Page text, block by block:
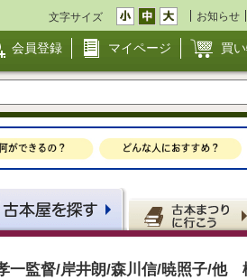
文字サイズ お知らせ
会員登録 マイページ 買
一監督/岸井朗/森川信/暁照子/